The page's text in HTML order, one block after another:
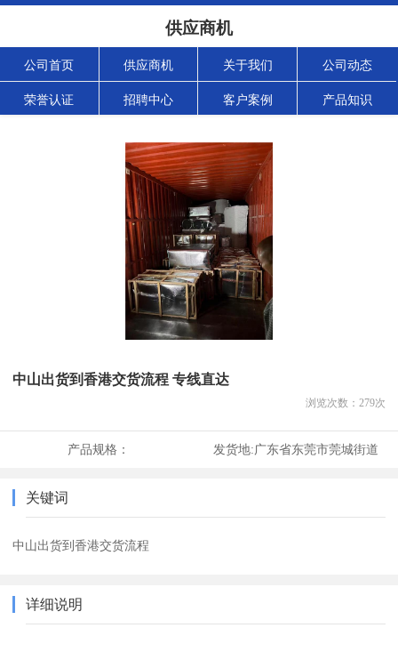
供应商机
公司首页 供应商机 关于我们 公司动态
荣誉认证 招聘中心 客户案例 产品知识
中山出货到香港交货流程 专线直达
浏览次数： 279次
产品规格： 发货地:广东省东莞市莞城街道
关键词
中山出货到香港交货流程
详细说明